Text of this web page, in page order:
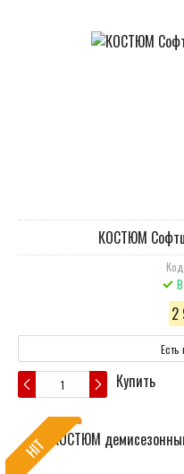
КОСТЮМ
2
Есть
Купить
HIT